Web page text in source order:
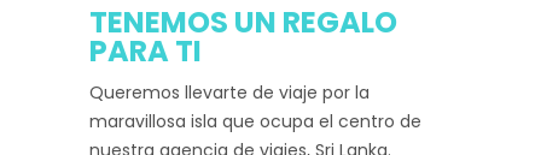
TENEMOS UN REGALO
PARA TI
Queremos llevarte de viaje por la
maravillosa isla que ocupa el centro de
nuestra agencia de viajes, Sri Lanka.